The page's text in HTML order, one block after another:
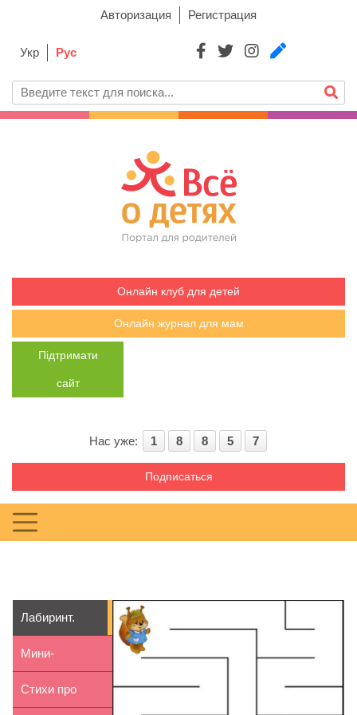
Авторизация Регистрация
Укр Рус
Онлайн клуб для детей
Онлайн журнал для мам
Підтримати
сайт
Нас уже: 1 8 8 5 7
Подписаться
Лабиринт.
Помоги
белочке
Мини-
энциклопедия.
Стихи про